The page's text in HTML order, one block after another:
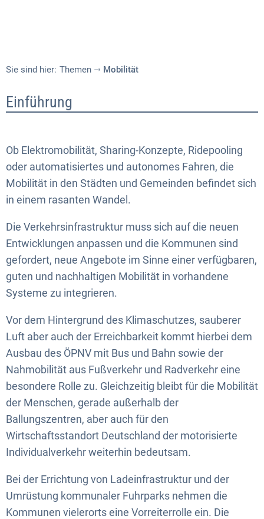
Sie sind hier: Themen Mobilität
Mobilität
Einführung
Ob Elektromobilität, Sharing-Konzepte, Ridepooling
oder automatisiertes und autonomes Fahren, die
Mobilität in den Städten und Gemeinden befindet sich
in einem rasanten Wandel.
Die Verkehrsinfrastruktur muss sich auf die neuen
Entwicklungen anpassen und die Kommunen sind
gefordert, neue Angebote im Sinne einer verfügbaren,
guten und nachhaltigen Mobilität in vorhandene
Systeme zu integrieren.
Vor dem Hintergrund des Klimaschutzes, sauberer
Luft aber auch der Erreichbarkeit kommt hierbei dem
Ausbau des ÖPNV mit Bus und Bahn sowie der
Nahmobilität aus Fußverkehr und Radverkehr eine
besondere Rolle zu. Gleichzeitig bleibt für die Mobilität
der Menschen, gerade außerhalb der
Ballungszentren, aber auch für den
Wirtschaftsstandort Deutschland der motorisierte
Individualverkehr weiterhin bedeutsam.
Bei der Errichtung von Ladeinfrastruktur und der
Umrüstung kommunaler Fuhrparks nehmen die
Kommunen vielerorts eine Vorreiterrolle ein. Die